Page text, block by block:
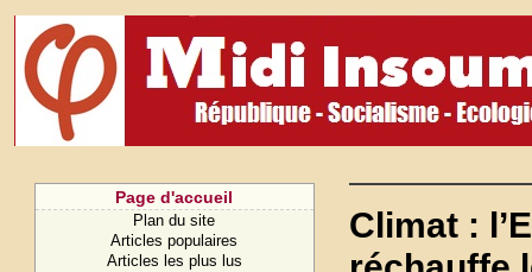
Page d'accueil
Plan du site
Articles populaires
Articles les plus lus
Climat :